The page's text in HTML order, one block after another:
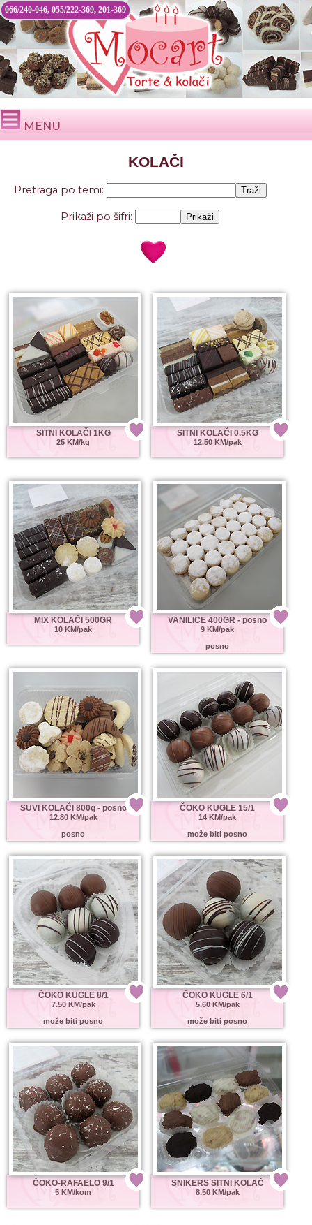
MENU
KOLAČI
Pretraga po temi:
Prikaži po šifri:
SITNI KOLAČI 1KG
25 KM/kg
SITNI KOLAČI 0.5KG
12.50 KM/pak
MIX KOLAČI 500GR
10 KM/pak
VANILICE 400GR - posno
9 KM/pak
posno
SUVI KOLAČI 800g - posno
12.80 KM/pak
posno
ČOKO KUGLE 15/1
14 KM/pak
može biti posno
ČOKO KUGLE 8/1
7.50 KM/pak
može biti posno
ČOKO KUGLE 6/1
5.60 KM/pak
može biti posno
ČOKO-RAFAELO 9/1
5 KM/kom
SNIKERS SITNI KOLAČ
8.50 KM/pak
066/240-046, 055/222-369, 201-369